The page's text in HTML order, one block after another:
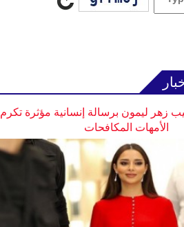
زهر ليمون برسالة إنسانية مؤثرة تكرم
الأمهات المكافحات